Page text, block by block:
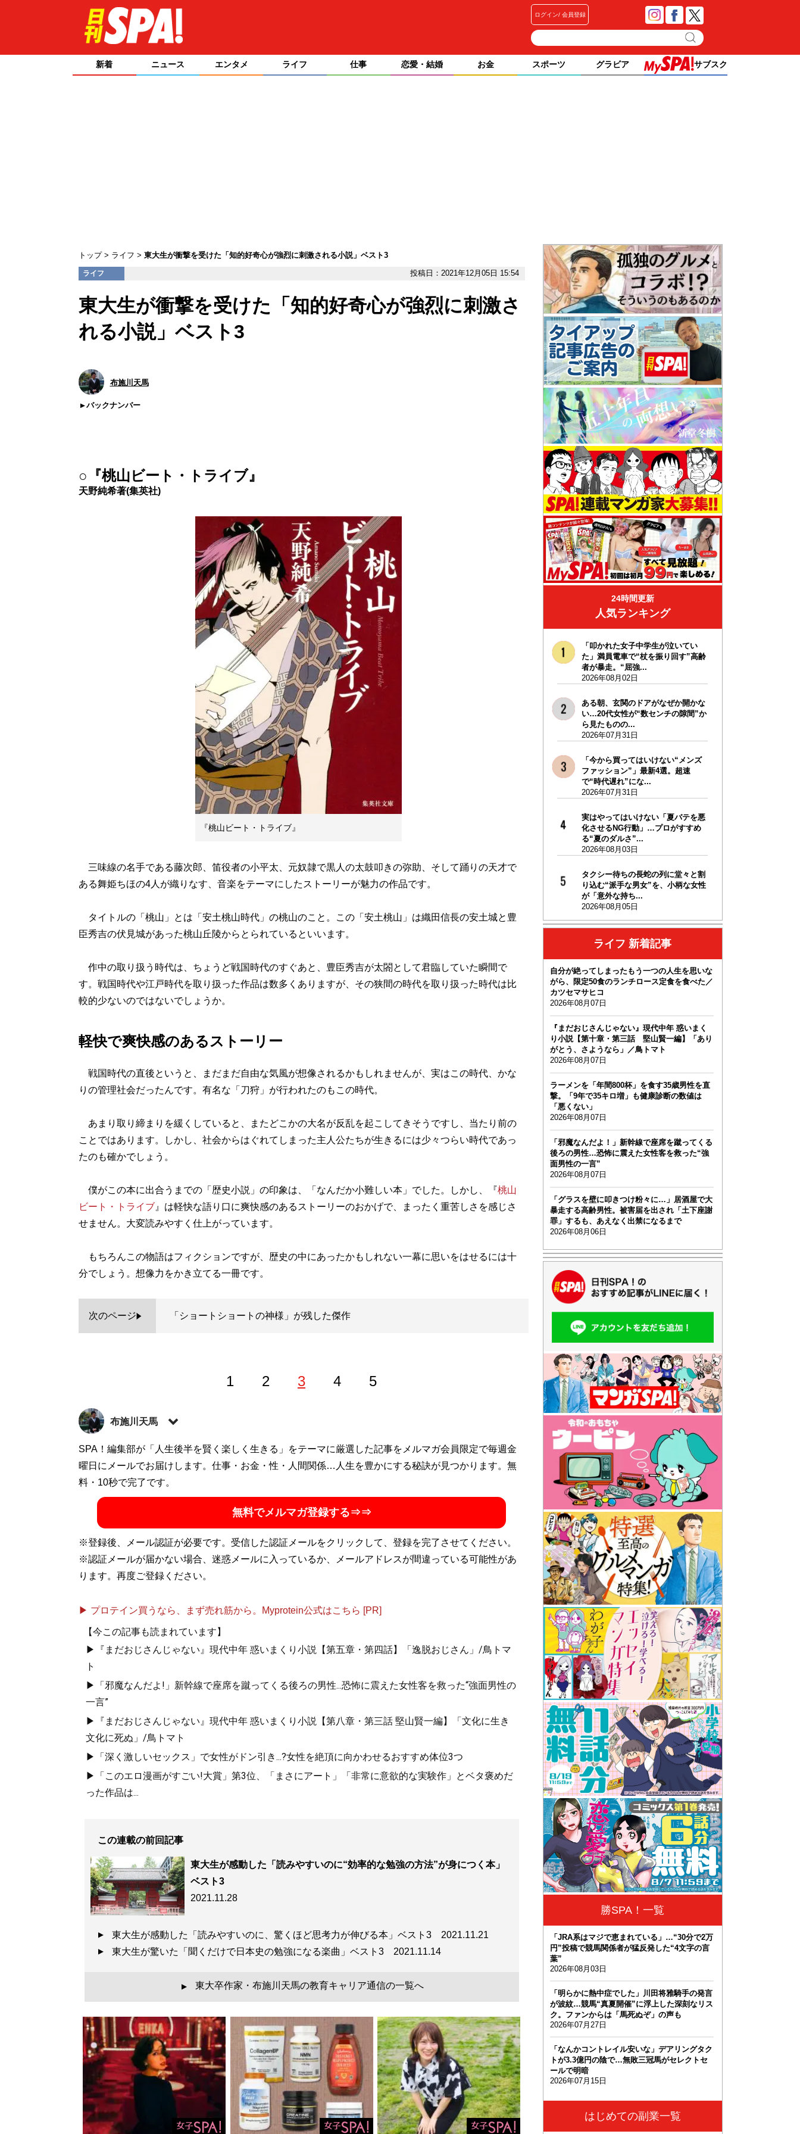
ログイン 会員登録
新着 ニュース エンタメ ライフ 仕事 恋愛・結婚 お金 スポーツ グラビア サブスク
トップ ライフ 東大生が衝撃を受けた「知的好奇心が強烈に刺激される小説」ベスト3
ライフ 投稿日：2021年12月05日 15:54
東大生が衝撃を受けた「知的好奇心が強烈に刺激さ
れる小説」ベスト3
布施川天馬
バックナンバー
○『桃山ビート・トライブ』
天野純希著(集英社)
『桃山ビート・トライブ』
三味線の名手である藤次郎、笛役者の小平太、元奴隷で黒人の太鼓叩きの弥助、そして踊りの天才で
ある舞姫ちほの4人が織りなす、音楽をテーマにしたストーリーが魅力の作品です。
タイトルの「桃山」とは「安土桃山時代」の桃山のこと。この「安土桃山」は織田信長の安土城と豊
臣秀吉の伏見城があった桃山丘陵からとられているといいます。
作中の取り扱う時代は、ちょうど戦国時代のすぐあと、豊臣秀吉が太閤として君臨していた瞬間で
す。戦国時代や江戸時代を取り扱った作品は数多くありますが、その狭間の時代を取り扱った時代は比
較的少ないのではないでしょうか。
軽快で爽快感のあるストーリー
戦国時代の直後というと、まだまだ自由な気風が想像されるかもしれませんが、実はこの時代、かな
りの管理社会だったんです。有名な「刀狩」が行われたのもこの時代。
あまり取り締まりを緩くしていると、またどこかの大名が反乱を起こしてきそうですし、当たり前の
ことではあります。しかし、社会からはぐれてしまった主人公たちが生きるには少々つらい時代であっ
たのも確かでしょう。
僕がこの本に出合うまでの「歴史小説」の印象は、「なんだか小難しい本」でした。しかし、『桃山
ビート・トライブ』は軽快な語り口に爽快感のあるストーリーのおかげで、まったく重苦しさを感じさ
せません。大変読みやすく仕上がっています。
もちろんこの物語はフィクションですが、歴史の中にあったかもしれない一幕に思いをはせるには十
分でしょう。想像力をかき立てる一冊です。
次のページ 「ショートショートの神様」が残した傑作
1 2 3 4 5
布施川天馬
著述家、教育ライター。 一般財団法人「ドラゴン桜財団」評議員。 1997年生まれ。世帯年収300万円台
の家庭に生まれながらも、効率的な勉強法を編み出し、一浪の末東大合格を果たす。著書に最小コスト
で結果を出すノウハウを体系化した『
ついた「コスパを極限まで高める時間の使い方」を解説した『東大式時間術』など。株式会社カルペ・
にて、お金と時間をかけない「省エネスタイルの勉強法」などを伝える。MENSA会員。（Xア
目標達成のための最短ルート、最小コストの具体的な方法が満載
『東大合格はいくらで買えるか？』
記事一覧へ
SPA！編集部が「人生後半を賢く楽しく生きる」をテーマに厳選した記事をメルマガ会員限定で毎週金
曜日にメールでお届けします。仕事・お金・性・人間関係…人生を豊かにする秘訣が見つかります。無
料・10秒で完了です。
無料でメルマガ登録する⇒⇒
※登録後、メール認証が必要です。受信した認証メールをクリックして、登録を完了させてください。
※認証メールが届かない場合、迷惑メールに入っているか、メールアドレスが間違っている可能性があ
ります。再度ご登録ください。
▶ プロテイン買うなら、まず売れ筋から。Myprotein公式はこちら [PR]
【今この記事も読まれています】
▶『まだおじさんじゃない』現代中年 惑いまくり小説【第五章・第四話】「逸脱おじさん」/鳥トマ
ト
▶「邪魔なんだよ!」新幹線で座席を蹴ってくる後ろの男性...恐怖に震えた女性客を救った“強面男性の
一言”
▶『まだおじさんじゃない』現代中年 惑いまくり小説【第八章・第三話 堅山賢一編】「文化に生き
文化に死ぬ」/鳥トマト
▶「深く激しいセックス」で女性がドン引き...?女性を絶頂に向かわせるおすすめ体位3つ
▶「このエロ漫画がすごい!大賞」第3位、「まさにアート」「非常に意欲的な実験作」とベタ褒めだ
った作品は...
この連載の前回記事
東大生が感動した「読みやすいのに“効率的な勉強の方法”が身につく本」
ベスト3
2021.11.28
東大生が感動した「読みやすいのに、驚くほど思考力が伸びる本」ベスト3 2021.11.21
東大生が驚いた「聞くだけで日本史の勉強になる楽曲」ベスト3 2021.11.14
▲ 東大卒作家・布施川天馬の教育キャリア通信の一覧へ
24時間更新
人気ランキング
「叩かれた女子中学生が泣いてい
た」満員電車で“杖を振り回す”高齢
者が暴走。“屈強...
2026年08月02日
ある朝、玄関のドアがなぜか開かな
い…20代女性が“数センチの隙間”か
ら見たものの...
2026年07月31日
「今から買ってはいけない“メンズ
ファッション”」最新4選。超速
で“時代遅れ”にな...
2026年07月31日
実はやってはいけない「夏バテを悪
化させるNG行動」…プロがすすめ
る“夏のダルさ”...
2026年08月03日
タクシー待ちの長蛇の列に堂々と割
り込む“派手な男女”を、小柄な女性
が「意外な持ち...
2026年08月05日
ライフ 新着記事
自分が絶ってしまったもう一つの人生を思いな
がら、限定50食のランチロース定食を食べた／
カツセマサヒコ
2026年08月07日
『まだおじさんじゃない』現代中年 惑いまく
り小説【第十章・第三話 堅山賢一編】「あり
がとう、さようなら」／鳥トマト
2026年08月07日
ラーメンを「年間800杯」を食す35歳男性を直
撃。「9年で35キロ増」も健康診断の数値は
「悪くない」
2026年08月07日
「邪魔なんだよ！」新幹線で座席を蹴ってくる
後ろの男性…恐怖に震えた女性客を救った“強
面男性の一言”
2026年08月07日
「グラスを壁に叩きつけ粉々に…」居酒屋で大
暴走する高齢男性。被害届を出され「土下座謝
罪」するも、あえなく出禁になるまで
2026年08月06日
勝SPA！一覧
「JRA系はマジで恵まれている」…“30分で2万
円”投稿で競馬関係者が猛反発した“4文字の言
葉”
2026年08月03日
「明らかに熱中症でした」川田将雅騎手の発言
が波紋…競馬“真夏開催”に浮上した深刻なリス
ク。ファンからは「馬死ぬぞ」の声も
2026年07月27日
「なんかコントレイル安いな」デアリングタク
トが3.3億円の陰で…無敗三冠馬がセレクトセ
ールで明暗
2026年07月15日
はじめての副業一覧